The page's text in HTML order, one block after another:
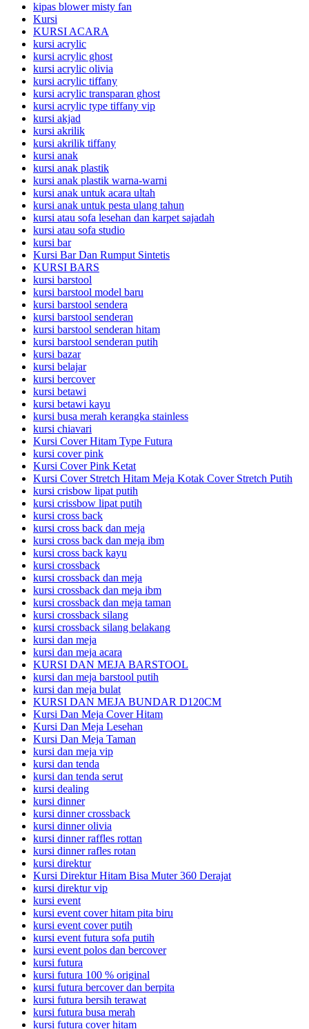
kipas blower misty fan
Kursi
KURSI ACARA
kursi acrylic
kursi acrylic ghost
kursi acrylic olivia
kursi acrylic tiffany
kursi acrylic transparan ghost
kursi acrylic type tiffany vip
kursi akjad
kursi akrilik
kursi akrilik tiffany
kursi anak
kursi anak plastik
kursi anak plastik warna-warni
kursi anak untuk acara ultah
kursi anak untuk pesta ulang tahun
kursi atau sofa lesehan dan karpet sajadah
kursi atau sofa studio
kursi bar
Kursi Bar Dan Rumput Sintetis
KURSI BARS
kursi barstool
kursi barstool model baru
kursi barstool sendera
kursi barstool senderan
kursi barstool senderan hitam
kursi barstool senderan putih
kursi bazar
kursi belajar
kursi bercover
kursi betawi
kursi betawi kayu
kursi busa merah kerangka stainless
kursi chiavari
Kursi Cover Hitam Type Futura
kursi cover pink
Kursi Cover Pink Ketat
Kursi Cover Stretch Hitam Meja Kotak Cover Stretch Putih
kursi crisbow lipat putih
kursi crissbow lipat putih
kursi cross back
kursi cross back dan meja
kursi cross back dan meja ibm
kursi cross back kayu
kursi crossback
kursi crossback dan meja
kursi crossback dan meja ibm
kursi crossback dan meja taman
kursi crossback silang
kursi crossback silang belakang
kursi dan meja
kursi dan meja acara
KURSI DAN MEJA BARSTOOL
kursi dan meja barstool putih
kursi dan meja bulat
KURSI DAN MEJA BUNDAR D120CM
Kursi Dan Meja Cover Hitam
Kursi Dan Meja Lesehan
Kursi Dan Meja Taman
kursi dan meja vip
kursi dan tenda
kursi dan tenda serut
kursi dealing
kursi dinner
kursi dinner crossback
kursi dinner olivia
kursi dinner raffles rottan
kursi dinner rafles rotan
kursi direktur
Kursi Direktur Hitam Bisa Muter 360 Derajat
kursi direktur vip
kursi event
kursi event cover hitam pita biru
kursi event cover putih
kursi event futura sofa putih
kursi event polos dan bercover
kursi futura
kursi futura 100 % original
kursi futura bercover dan berpita
kursi futura bersih terawat
kursi futura busa merah
kursi futura cover hitam